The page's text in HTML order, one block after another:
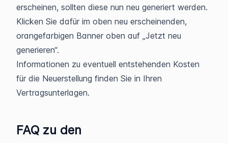
erscheinen, sollten diese nun neu generiert werden.
Klicken Sie dafür im oben neu erscheinenden,
orangefarbigen Banner oben auf „Jetzt neu
generieren“.
Informationen zu eventuell entstehenden Kosten
für die Neuerstellung finden Sie in Ihren
Vertragsunterlagen.
FAQ zu den